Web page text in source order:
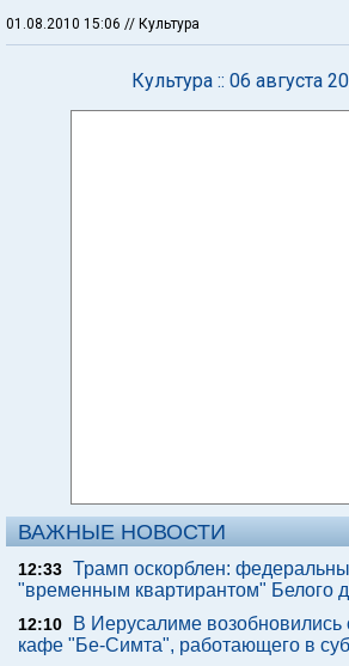
01.08.2010 15:06 // Культура
Культура :: 06 августа
ВАЖНЫЕ НОВОСТИ
12:33 Трамп оскорблен:
"временным квартирантом" Белого
12:10
В Иерусалиме возобновились
кафе "Бе-Симта", работающего в